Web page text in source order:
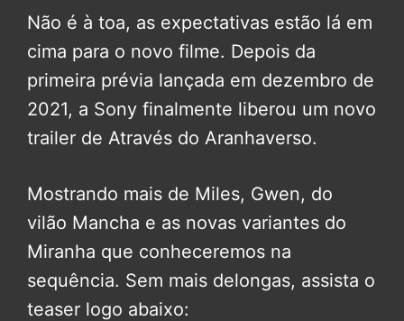
Não é à toa, as expectativas estão lá em
cima para o novo filme. Depois da
primeira prévia lançada em dezembro de
2021, a Sony finalmente liberou um novo
trailer de Através do Aranhaverso.
Mostrando mais de Miles, Gwen, do
vilão Mancha e as novas variantes do
Miranha que conheceremos na
sequência. Sem mais delongas, assista o
teaser logo abaixo: